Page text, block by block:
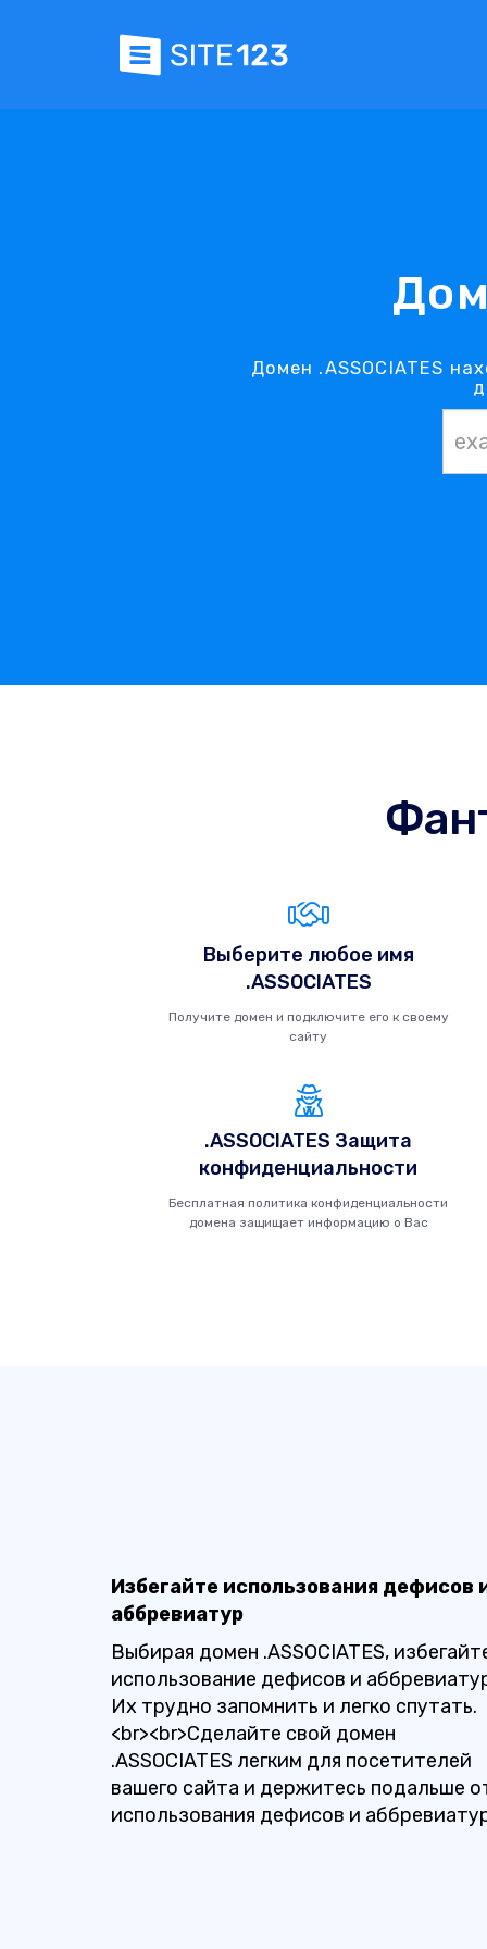
Домен .ASSOCIATES
Выберите любое имя
.ASSOCIATES
Получите домен и подключите его к своему
сайту
.ASSOCIATES Защита
конфиденциальности
Бесплатная политика конфиденциальности
домена защищает информацию о Вас
Избегайте использования дефисов
аббревиатур
Выбирая домен .ASSOCIATES,
использование дефисов и
Их трудно запомнить и легко спутать.
<br><br>Сделайте свой домен
.ASSOCIATES легким для посетителей
вашего сайта и держитесь подальше
использования дефисов и